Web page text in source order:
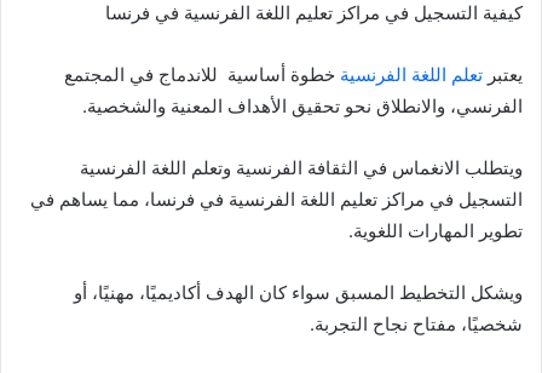
كيفية التسجيل في مراكز تعليم اللغة الفرنسية في فرنسا
يعتبر تعلم اللغة الفرنسية خطوة أساسية للاندماج في المجتمع
الفرنسي، والانطلاق نحو تحقيق الأهداف المعنية والشخصية.
ويتطلب الانغماس في الثقافة الفرنسية وتعلم اللغة الفرنسية
التسجيل في مراكز تعليم اللغة الفرنسية في فرنسا، مما يساهم في
تطوير المهارات اللغوية.
ويشكل التخطيط المسبق سواء كان الهدف أكاديميًا، مهنيًا، أو
شخصيًا، مفتاح نجاح التجربة.